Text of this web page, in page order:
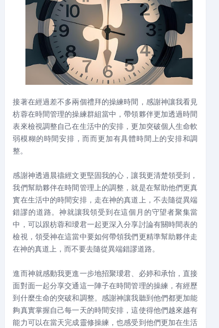
接著在經過差不多兩個禮拜的操練時間，感謝神讓我看見
枋蓉在時間管理的操練群組當中，帶領夥伴更加透過時間
表來檢視調整自己在生活中的安排，更加突破個人生命軟
弱模糊的時間安排，而而更加有具體時間上的安排和調
整。
感謝神透過晨禱經文更堅固我的心，讓我更清楚領受到，
我們幫助夥伴在時間管理上的調整，就是在幫助他們更真
實在生活中的時間安排，走在神的真道上，不去隨從異端
錯謬的道路。神就讓我領受到在這個月的守望者聚集當
中，可以跟枋蓉和璦君一起更深入分享討論有關時間表的
檢視，領受神在這當中要如何帶領我們更精準幫助夥伴走
在神的真道上，而不要去隨從異端錯謬道路。
進而神就感動我更進一步地招聚璦君、必婷和承怡，直接
面對面一起分享交通這一陣子在時間管理的操練，有經歷
到什麼生命的突破和調整。感謝神讓我聽到他們都更加能
夠真實掌握自己每一天的時間安排，這使得他們越來越有
能力可以在當天完成靈修操練，也感受到他們更加在生活